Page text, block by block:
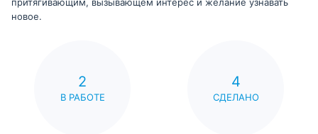
притягивающим, вызывающем интерес и желание узнавать
новое.
2
В РАБОТЕ
4
СДЕЛАНО